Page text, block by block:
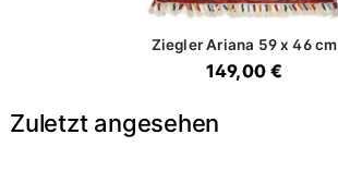
Ziegler Ariana 59 x 46 cm
149,00 €
Zuletzt angesehen